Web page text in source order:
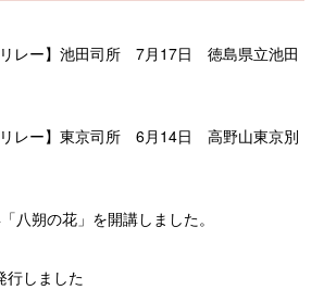
リレー】池田司所 7月17日 徳島県立池田
リレー】東京司所 6月14日 高野山東京別
八朔の花」を開講しました。
行しました